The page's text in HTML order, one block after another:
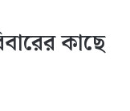
কাছে